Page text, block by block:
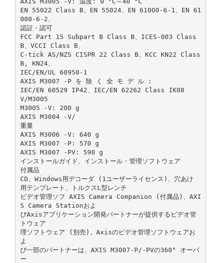
EN 55022 Class B、EN 55024、EN 61000‑6‑1、EN 61
000‑6‑2、
認証・認可
FCC Part 15 Subpart B Class B、ICES‑003 Class
B、VCCI Class B、
C‑tick AS/NZS CISPR 22 Class B、KCC KN22 Class
B, KN24、
IEC/EN/UL 60950‑1
AXIS M3007 ‑P を 除 く 全 モ デ ル :
IEC/EN 60529 IP42、IEC/EN 62262 Class IK08
V/M3005
M3005 ‑V: 200 g
AXIS M3004 ‑V/
重量
AXIS M3006 ‑V: 640 g
AXIS M3007 ‑P: 570 g
AXIS M3007 ‑PV: 590 g
インストールガイド、インストール・管理ソフトウェア
付属品
CD、Windows用デコーダ (1ユーザーライセンス)、穴あけ
用テンプレート、トルクスL型レンチ
ビデオ管理ソフ AXIS Camera Companion (付属品)、AXI
S Camera Stationおよ
びAxisアプリケーション開発パートナーが提供するビデオ管
トウェア
理ソフトウェア (別売)。Axisのビデオ管理ソフトウェアお
よ
び一部のパートナーは、AXIS M3007‑P/‑PVの360° オーバ
ー